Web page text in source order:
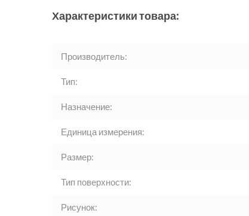
Характеристики товара:
Производитель:
Тип:
Назначение:
Единица измерения:
Размер:
Тип поверхности:
Рисунок: